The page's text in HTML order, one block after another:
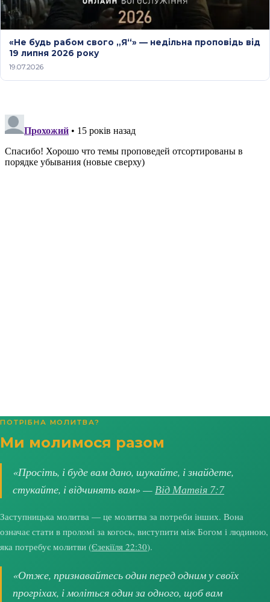
«Не будь рабом свого „Я“» — недільна проповідь від
19 липня 2026 року
19.07.2026
ПОТРІБНА МОЛИТВА?
Ми молимося разом
«Просіть, і буде вам дано, шукайте, і знайдете,
стукайте, і відчинять вам» —Від Матвія 7:7
Заступницька молитва — це молитва за потреби інших. Вона
означає стати в проломі за когось, виступити між Богом і людиною,
яка потребує молитви (Єзекіїля 22:30).
«Отже, признавайтесь один перед одним у своїх
прогріхах, і моліться один за одного, щоб вам